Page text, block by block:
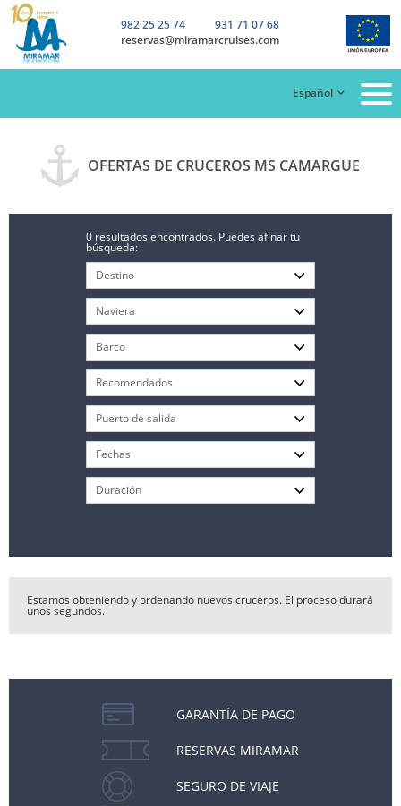
982 25 25 74
931 71 07 68
reservas@miramarcruises.com
Español
OFERTAS DE CRUCEROS MS CAMARGUE
0 resultados encontrados. Puedes afinar tu
búsqueda:
Estamos obteniendo y ordenando nuevos cruceros. El proceso durará
unos segundos.
GARANTÍA DE PAGO
RESERVAS MIRAMAR
SEGURO DE VIAJE